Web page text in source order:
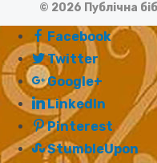
© 2026 Публічна
Facebook
Twitter
Google+
LinkedIn
Pinterest
StumbleUpon